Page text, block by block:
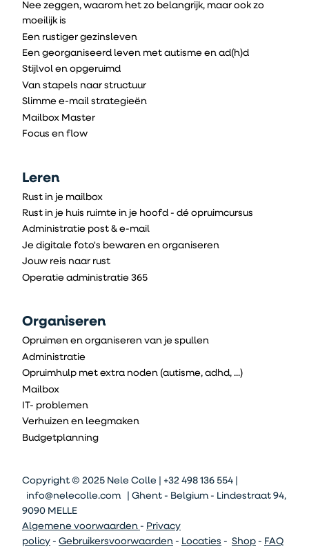
Copyright © 2025 Nele Colle | +32 498 136 554 |
info@nelecolle.com | Ghent - Belgium - Lindestraat 94,
9090 MELLE
Algemene voorwaarden - Privacy
policy - Gebruikersvoorwaarden - Locaties - Shop - FAQ
Nee zeggen, waarom het zo belangrijk, maar ook zo
moeilijk is
Een rustiger gezinsleven
Een georganiseerd leven met autisme en ad(h)d
Stijlvol en opgeruimd
Van stapels naar structuur
Slimme e-mail strategieën
Mailbox Master
Focus en flow
Leren
Rust in je mailbox
Rust in je huis ruimte in je hoofd - dé opruimcursus
Administratie post & e-mail
Je digitale foto's bewaren en organiseren
Jouw reis naar rust
Operatie administratie 365
Organiseren
Opruimen en organiseren van je spullen
Administratie
Opruimhulp met extra noden (autisme, adhd, ...)
Mailbox
IT- problemen
Verhuizen en leegmaken
Budgetplanning